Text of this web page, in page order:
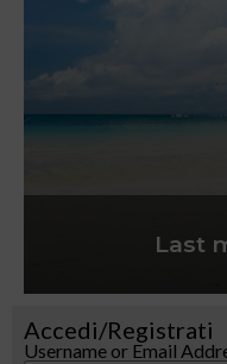
Last
Accedi/Registrati
Username or Email